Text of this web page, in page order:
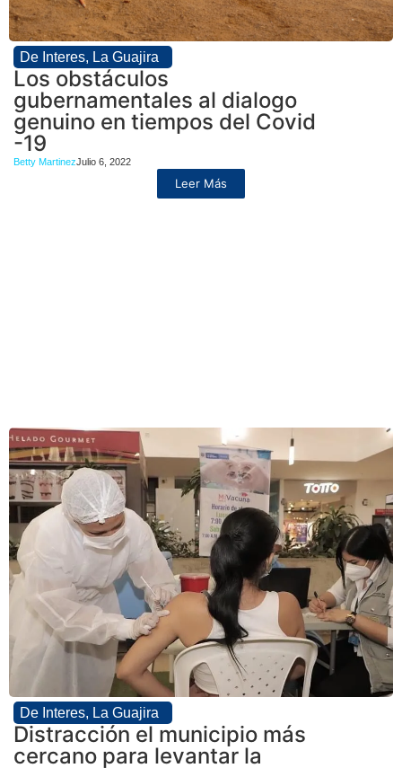
De Interes, La Guajira
Los obstáculos
gubernamentales al dialogo
genuino en tiempos del Covid
-19
Betty MartinezJulio 6, 2022
Leer Más
De Interes, La Guajira
Distracción el municipio más
cercano para levantar la